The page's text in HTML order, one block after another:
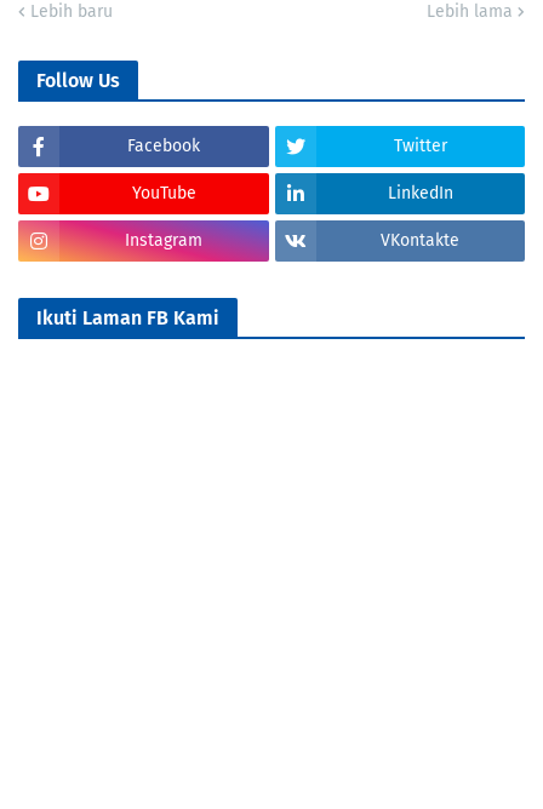
Lebih baru Lebih lama
Follow Us
Facebook Twitter
YouTube LinkedIn
Instagram VKontakte
Ikuti Laman FB Kami